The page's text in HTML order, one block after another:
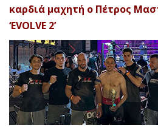
καρδιά μαχητή ο Πέτρος
‘EVOLVE 2’